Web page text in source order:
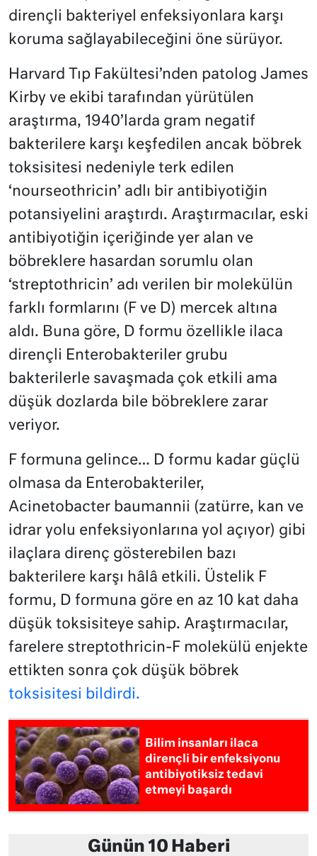
dirençli bakteriyel enfeksiyonlara karşı
koruma sağlayabileceğini öne sürüyor.
Harvard Tıp Fakültesi’nden patolog James
Kirby ve ekibi tarafından yürütülen
araştırma, 1940’larda gram negatif
bakterilere karşı keşfedilen ancak böbrek
toksisitesi nedeniyle terk edilen
‘nourseothricin’ adlı bir antibiyotiğin
potansiyelini araştırdı. Araştırmacılar, eski
antibiyotiğin içeriğinde yer alan ve
böbreklere hasardan sorumlu olan
‘streptothricin’ adı verilen bir molekülün
farklı formlarını (F ve D) mercek altına
aldı. Buna göre, D formu özellikle ilaca
dirençli Enterobakteriler grubu
bakterilerle savaşmada çok etkili ama
düşük dozlarda bile böbreklere zarar
veriyor.
F formuna gelince… D formu kadar güçlü
olmasa da Enterobakteriler,
Acinetobacter baumannii (zatürre, kan ve
idrar yolu enfeksiyonlarına yol açıyor) gibi
ilaçlara direnç gösterebilen bazı
bakterilere karşı hâlâ etkili. Üstelik F
formu, D formuna göre en az 10 kat daha
düşük toksisiteye sahip. Araştırmacılar,
farelere streptothricin-F molekülü enjekte
ettikten sonra çok düşük böbrek
toksisitesi bildirdi.
Bilim insanları ilaca
dirençli bir enfeksiyonu
antibiyotiksiz tedavi
etmeyi başardı
Günün 10 Haberi